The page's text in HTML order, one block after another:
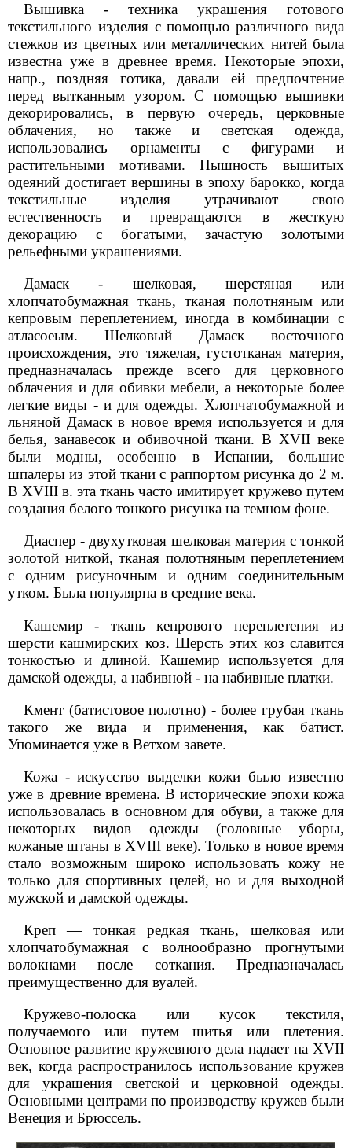
Вышивка - техника украшения готового
текстильного изделия с помощью различного вида
стежков из цветных или металлических нитей была
известна уже в древнее время. Некоторые эпохи,
напр., поздняя готика, давали ей предпочтение
перед вытканным узором. С помощью вышивки
декорировались, в первую очередь, церковные
облачения, но также и светская одежда,
использовались орнаменты с фигурами и
растительными мотивами. Пышность вышитых
одеяний достигает вершины в эпоху барокко, когда
текстильные изделия утрачивают свою
естественность и превращаются в жесткую
декорацию с богатыми, зачастую золотыми
рельефными украшениями.
Дамаск - шелковая, шерстяная или
хлопчатобумажная ткань, тканая полотняным или
кепровым переплетением, иногда в комбинации с
атласоеым. Шелковый Дамаск восточного
происхождения, это тяжелая, густотканая материя,
предназначалась прежде всего для церковного
облачения и для обивки мебели, а некоторые более
легкие виды - и для одежды. Хлопчатобумажной и
льняной Дамаск в новое время используется и для
белья, занавесок и обивочной ткани. В XVII веке
были модны, особенно в Испании, большие
шпалеры из этой ткани с раппортом рисунка до 2 м.
В XVIII в. эта ткань часто имитирует кружево путем
создания белого тонкого рисунка на темном фоне.
Диаспер - двухутковая шелковая материя с тонкой
золотой ниткой, тканая полотняным переплетением
с одним рисуночным и одним соединительным
утком. Была популярна в средние века.
Кашемир - ткань кепрового переплетения из
шерсти кашмирских коз. Шерсть этих коз славится
тонкостью и длиной. Кашемир используется для
дамской одежды, а набивной - на набивные платки.
Кмент (батистовое полотно) - более грубая ткань
такого же вида и применения, как батист.
Упоминается уже в Ветхом завете.
Кожа - искусство выделки кожи было известно
уже в древние времена. В исторические эпохи кожа
использовалась в основном для обуви, а также для
некоторых видов одежды (головные уборы,
кожаные штаны в XVIII веке). Только в новое время
стало возможным широко использовать кожу не
только для спортивных целей, но и для выходной
мужской и дамской одежды.
Креп — тонкая редкая ткань, шелковая или
хлопчатобумажная с волнообразно прогнутыми
волокнами после соткания. Предназначалась
преимущественно для вуалей.
Кружево-полоска или кусок текстиля,
получаемого или путем шитья или плетения.
Основное развитие кружевного дела падает на XVII
век, когда распространилось использование кружев
для украшения светской и церковной одежды.
Основными центрами по производству кружев были
Венеция и Брюссель.